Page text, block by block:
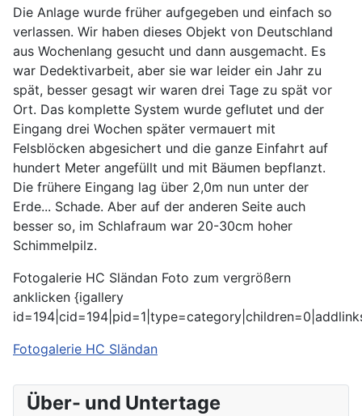
Die Anlage wurde früher aufgegeben und einfach so
verlassen. Wir haben dieses Objekt von Deutschland
aus Wochenlang gesucht und dann ausgemacht. Es
war Dedektivarbeit, aber sie war leider ein Jahr zu
spät, besser gesagt wir waren drei Tage zu spät vor
Ort. Das komplette System wurde geflutet und der
Eingang drei Wochen später vermauert mit
Felsblöcken abgesichert und die ganze Einfahrt auf
hundert Meter angefüllt und mit Bäumen bepflanzt.
Die frühere Eingang lag über 2,0m nun unter der
Erde... Schade. Aber auf der anderen Seite auch
besser so, im Schlafraum war 20-30cm hoher
Schimmelpilz.
Fotogalerie HC Sländan Foto zum vergrößern
anklicken {igallery
Fotogalerie HC Sländan
Über- und Untertage